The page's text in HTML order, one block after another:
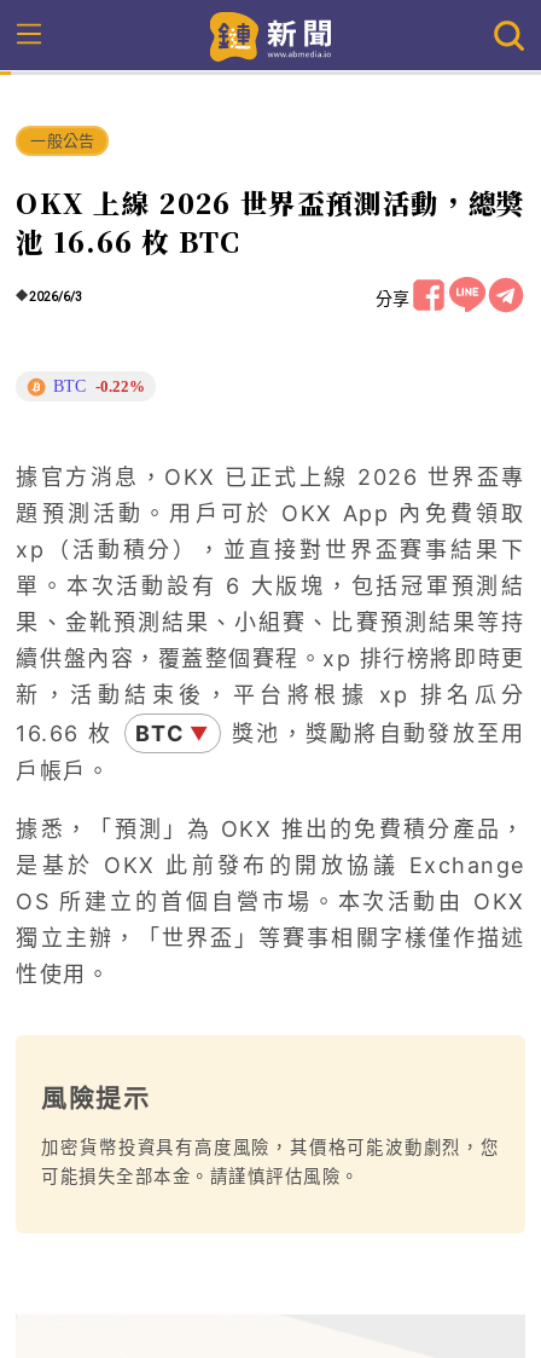
一般公告
OKX 上線 2026 世界盃預測活動，總獎
池 16.66 枚 BTC
2026/6/3 分享
BTC -0.22%
據官方消息，OKX 已正式上線 2026 世界盃專
題預測活動。用戶可於 OKX App 內免費領取
xp（活動積分），並直接對世界盃賽事結果下
單。本次活動設有 6 大版塊，包括冠軍預測結
果、金靴預測結果、小組賽、比賽預測結果等持
續供盤內容，覆蓋整個賽程。xp 排行榜將即時更
新，活動結束後，平台將根據 xp 排名瓜分
16.66 枚
BTC ▼
獎池，獎勵將自動發放至用
戶帳戶。
據悉，「預測」為 OKX 推出的免費積分產品，
是基於 OKX 此前發布的開放協議 Exchange
OS 所建立的首個自營市場。本次活動由 OKX
獨立主辦，「世界盃」等賽事相關字樣僅作描述
性使用。
風險提示
加密貨幣投資具有高度風險，其價格可能波動劇烈，您
可能損失全部本金。請謹慎評估風險。